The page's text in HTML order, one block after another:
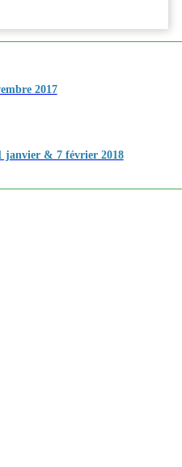
2017
janvier & 7 février 2018